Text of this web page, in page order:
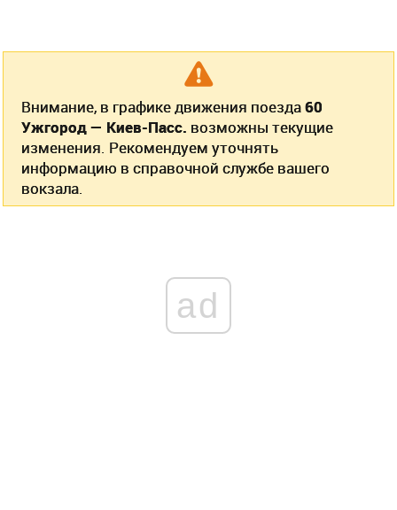
Внимание, в графике движения поезда60
Ужгород — Киев-Пасс. возможны текущие
изменения. Рекомендуем уточнять
информацию в справочной службе вашего
вокзала.
ad